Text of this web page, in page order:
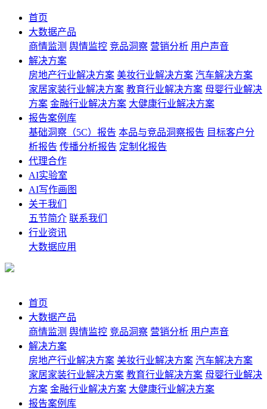
首页
大数据产品
商情监测 舆情监控 竞品洞察 营销分析 用户声音
解决方案
房地产行业解决方案 美妆行业解决方案 汽车解决方案
家居家装行业解决方案 教育行业解决方案 母婴行业解决
方案 金融行业解决方案 大健康行业解决方案
报告案例库
基础洞察（5C）报告 本品与竞品洞察报告 目标客户分
析报告 传播分析报告 定制化报告
代理合作
AI实验室
AI写作画图
关于我们
五节简介 联系我们
行业资讯
大数据应用
首页
大数据产品
商情监测 舆情监控 竞品洞察 营销分析 用户声音
解决方案
房地产行业解决方案 美妆行业解决方案 汽车解决方案
家居家装行业解决方案 教育行业解决方案 母婴行业解决
方案 金融行业解决方案 大健康行业解决方案
报告案例库